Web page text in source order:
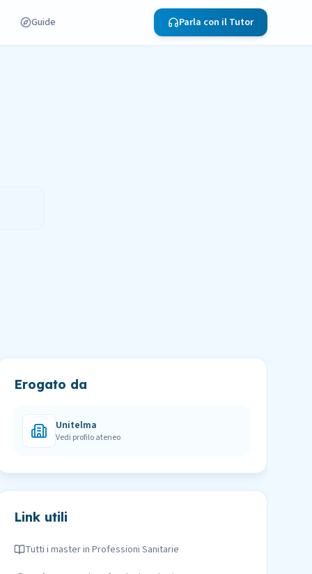
Guide Parla con il Tutor
Erogato da
Unitelma
Vedi profilo ateneo
Link utili
Tutti i master in Professioni Sanitarie